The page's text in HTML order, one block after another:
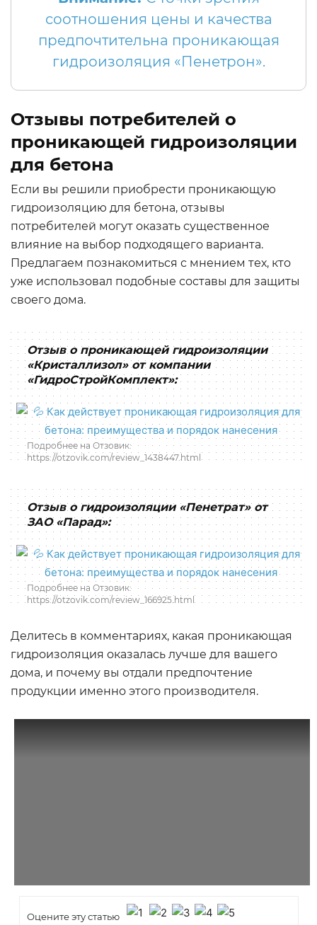
соотношения цены и качества
предпочтительна проникающая
гидроизоляция «Пенетрон».
Отзывы потребителей о
проникающей гидроизоляции
для бетона
Если вы решили приобрести проникающую
гидроизоляцию для бетона, отзывы
потребителей могут оказать существенное
влияние на выбор подходящего варианта.
Предлагаем познакомиться с мнением тех, кто
уже использовал подобные составы для защиты
своего дома.
Отзыв о проникающей гидроизоляции
«Кристаллизол» от компании
«ГидроСтройКомплект»:
Подробнее на Отзовик:
https://otzovik.com/review_1438447.html
Отзыв о гидроизоляции «Пенетрат» от
ЗАО «Парад»:
Подробнее на Отзовик:
https://otzovik.com/review_166925.html
Делитесь в комментариях, какая проникающая
гидроизоляция оказалась лучше для вашего
дома, и почему вы отдали предпочтение
продукции именно этого производителя.
Оцените эту статью